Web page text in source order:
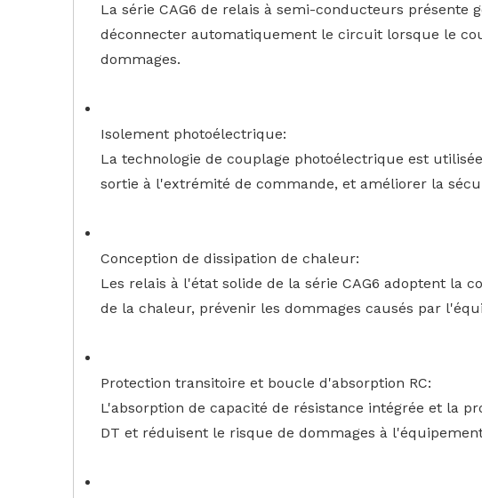
La série CAG6 de relais à semi-conducteurs
déconnecter automatiquement le circuit lorsque le
dommages.
Isolement photoélectrique:
La technologie de couplage photoélectrique est
sortie à l'extrémité de commande, et améliorer la
Conception de dissipation de chaleur:
Les relais à l'état solide de la série CAG6 adoptent
de la chaleur, prévenir les dommages causés par
Protection transitoire et boucle d'absorption RC:
L'absorption de capacité de résistance intégrée et la
DT et réduisent le risque de dommages à